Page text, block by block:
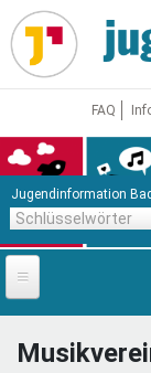
Direkt
zum
Inhalt
FAQ
Jugendinformation
Startseite
News